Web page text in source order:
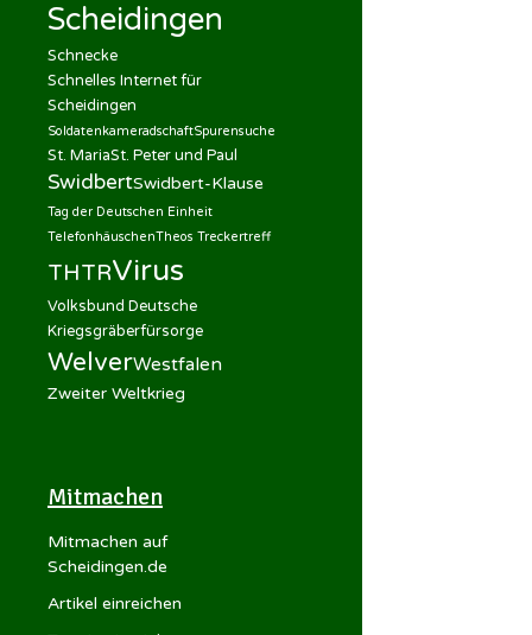
Scheidingen
Schnecke
Schnelles Internet für
Scheidingen
SoldatenkameradschaftSpurensuche
St. MariaSt. Peter und Paul
SwidbertSwidbert-Klause
Tag der Deutschen Einheit
TelefonhäuschenTheos Treckertreff
THTRVirus
Volksbund Deutsche
Kriegsgräberfürsorge
WelverWestfalen
Zweiter Weltkrieg
Mitmachen
Mitmachen auf
Scheidingen.de
Artikel einreichen